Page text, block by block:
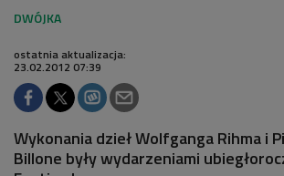
ostatnia aktualizacja:
23.02.2012 07:39
Wykonania dzieł Wolfganga Rihma i
Billone były wydarzeniami